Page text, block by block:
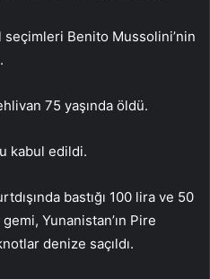
seçimleri Benito Mussolini’nin
75 yaşında öldü.
kabul edildi.
bastığı 100 lira ve 50
Yunanistan’ın Pire
denize saçıldı.